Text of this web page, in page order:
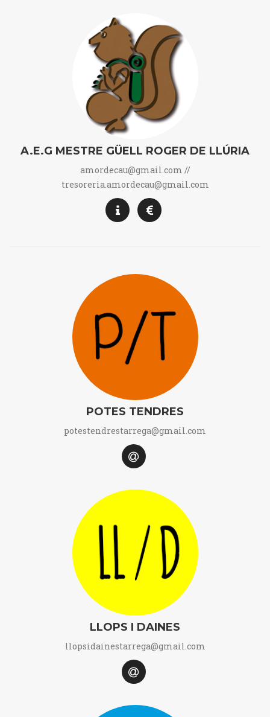
A.E.G MESTRE GÜELL ROGER DE LLÚRIA
amordecau@gmail.com //
tresoreria.amordecau@gmail.com
POTES TENDRES
potestendrestarrega@gmail.com
LLOPS I DAINES
llopsidainestarrega@gmail.com